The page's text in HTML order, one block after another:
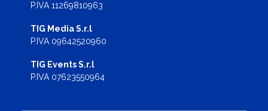
P.IVA 11269810963
TIG Media S.r.l
P.IVA 09642520960
TIG Events S.r.l
P.IVA 07623550964